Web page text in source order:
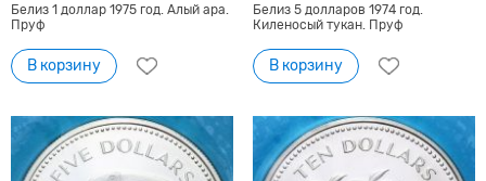
Белиз 1 доллар 1975 год. Алый ара.
Пруф
В корзину
Белиз 5 долларов 1974 год.
Киленосый тукан. Пруф
В корзину